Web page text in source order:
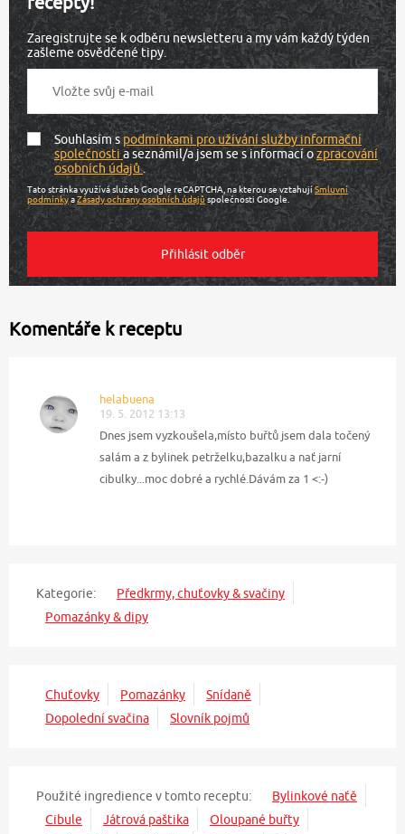
Zaregistrujte se k odběru newsletteru a my vám každý týden
zašleme osvědčené tipy.
Souhlasím spodmínkami pro užívání služby informační
společnostia seznámil/a jsem se s informací ozpracování
osobních údajů.
Tato stránka využívá služeb Google reCAPTCHA, na kterou se vztahujíSmluvní
podmínkyaZásady ochrany osobních údajů společnosti Google.
Komentáře k receptu
helabuena
19. 5. 2012 13:13
Dnes jsem vyzkoušela,místo buřtů jsem dala točený
salám a z bylinek petrželku,bazalku a nať jarní
cibulky...moc dobré a rychlé.Dávám za 1 <:-)
Kategorie:
Předkrmy, chuťovky & svačiny
Pomazánky & dipy
Chuťovky Pomazánky
Snídaně
Dopolední svačina
Slovník pojmů
Použité ingredience v tomto receptu:
Bylinkové naťě
Cibule
Játrová paštika
Oloupané buřty